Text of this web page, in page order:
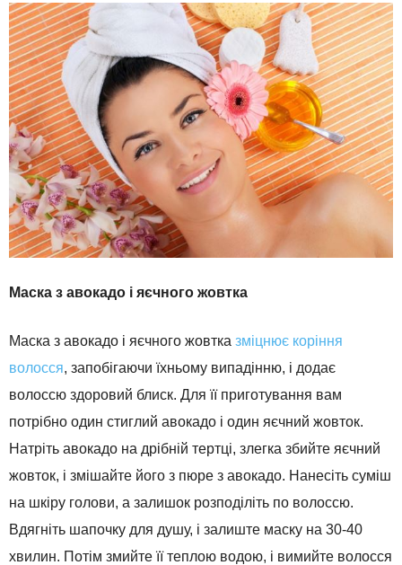
Маска з авокадо і яєчного жовтка
Маска з авокадо і яєчного жовтка зміцнює коріння
волосся, запобігаючи їхньому випадінню, і додає
волоссю здоровий блиск. Для її приготування вам
потрібно один стиглий авокадо і один яєчний жовток.
Натріть авокадо на дрібній тертці, злегка збийте яєчний
жовток, і змішайте його з пюре з авокадо. Нанесіть суміш
на шкіру голови, а залишок розподіліть по волоссю.
Вдягніть шапочку для душу, і залиште маску на 30-40
хвилин. Потім змийте її теплою водою, і вимийте волосся